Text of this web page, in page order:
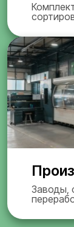
Заводы,